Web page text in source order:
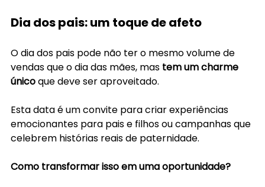
Dia dos pais: um toque de afeto
O dia dos pais pode não ter o mesmo volume de
vendas que o dia das mães, mas tem um charme
único que deve ser aproveitado.
Esta data é um convite para criar experiências
emocionantes para pais e filhos ou campanhas que
celebrem histórias reais de paternidade.
Como transformar isso em uma oportunidade?